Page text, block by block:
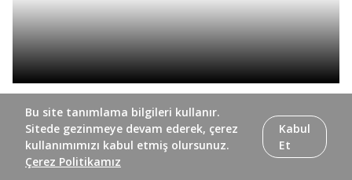
serüvenini konuştuğumuz Hayat Sanat'ın bu bölümünde, 16
sanatçıyı buluşturan 28 Şubat temalı "Böyle Daha
Güzelsin" sergisinin galasına katılıyor; Finlandiya'nın caz
Bu site tanımlama bilgileri kullanır.
Sitede gezinmeye devam ederek, çerez
kullanımımızı kabul etmiş olursunuz.
Çerez Politikamız
Kabul
Et